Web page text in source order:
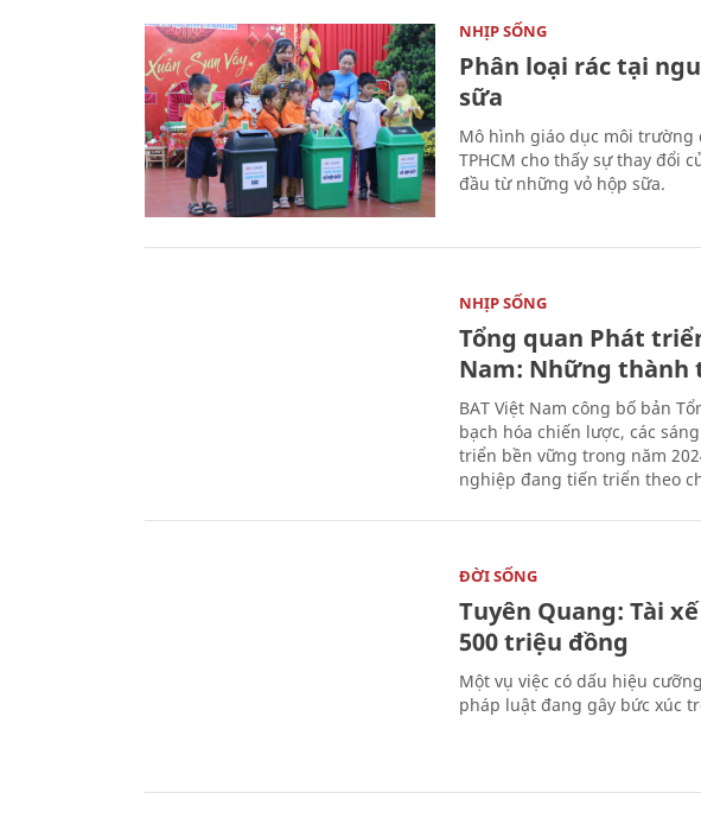
NHỊP SỐNG
Phân loại rác tại
sữa
Mô hình giáo dục môi
TPHCM cho thấy sự thay đổi
đầu từ những vỏ hộp sữa.
NHỊP SỐNG
Tổng quan Phát
Nam: Những
BAT Việt Nam công bố bản
bạch hóa chiến lược, các
triển bền vững trong năm
nghiệp đang tiến triển theo
ĐỜI SỐNG
Tuyên Quang: Tài
500 triệu đồng
Một vụ việc có dấu hiệu
pháp luật đang gây bức xúc